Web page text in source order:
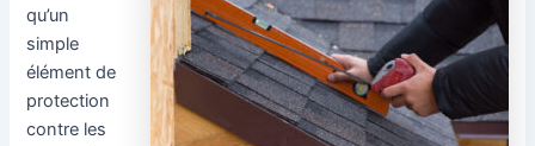
qu’un
simple
élément de
protection
contre les